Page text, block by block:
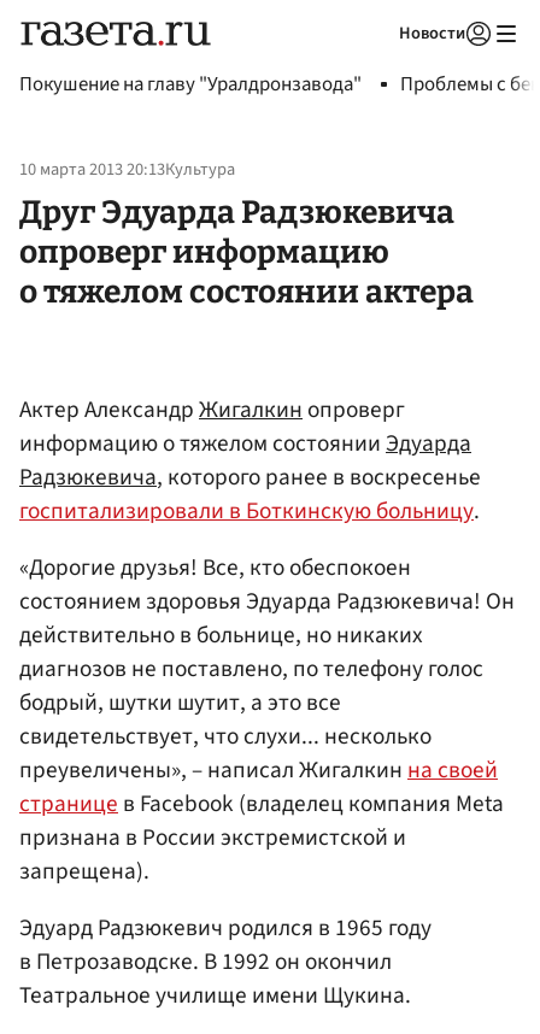
Новости
Покушение на главу "Уралдронзавода" Проблемы с
10 марта 2013 20:13Культура
Друг Эдуарда Радзюкевича
опроверг информацию
о тяжелом состоянии актера
Актер АлександрЖигалкинопроверг
информацию о тяжелом состоянииЭдуарда
Радзюкевича, которого ранее в воскресенье
госпитализировали в Боткинскую больницу.
«Дорогие друзья! Все, кто обеспокоен
состоянием здоровья Эдуарда Радзюкевича! Он
действительно в больнице, но никаких
диагнозов не поставлено, по телефону голос
бодрый, шутки шутит, а это все
свидетельствует, что слухи... несколько
преувеличены», – написал Жигалкинна своей
страницев Facebook (владелец компания Meta
признана в России экстремистской и
запрещена).
Эдуард Радзюкевич родился в 1965 году
в Петрозаводске. В 1992 он окончил
Театральное училище имени Щукина.